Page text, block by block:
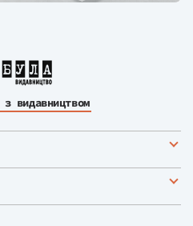
з видавництвом